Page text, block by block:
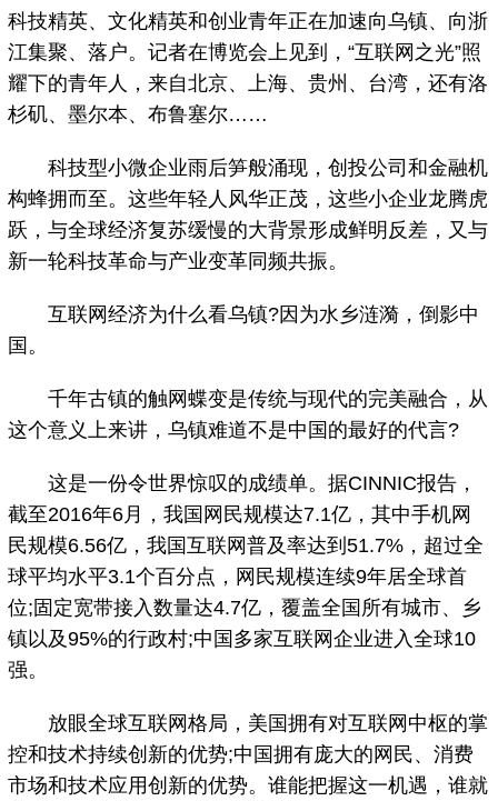
科技精英、文化精英和创业青年正在加速向乌镇、向浙
江集聚、落户。记者在博览会上见到，“互联网之光”照
耀下的青年人，来自北京、上海、贵州、台湾，还有洛
杉矶、墨尔本、布鲁塞尔……
科技型小微企业雨后笋般涌现，创投公司和金融机
构蜂拥而至。这些年轻人风华正茂，这些小企业龙腾虎
跃，与全球经济复苏缓慢的大背景形成鲜明反差，又与
新一轮科技革命与产业变革同频共振。
互联网经济为什么看乌镇?因为水乡涟漪，倒影中
国。
千年古镇的触网蝶变是传统与现代的完美融合，从
这个意义上来讲，乌镇难道不是中国的最好的代言?
这是一份令世界惊叹的成绩单。据CINNIC报告，
截至2016年6月，我国网民规模达7.1亿，其中手机网
民规模6.56亿，我国互联网普及率达到51.7%，超过全
球平均水平3.1个百分点，网民规模连续9年居全球首
位;固定宽带接入数量达4.7亿，覆盖全国所有城市、乡
镇以及95%的行政村;中国多家互联网企业进入全球10
强。
放眼全球互联网格局，美国拥有对互联网中枢的掌
控和技术持续创新的优势;中国拥有庞大的网民、消费
市场和技术应用创新的优势。谁能把握这一机遇，谁就